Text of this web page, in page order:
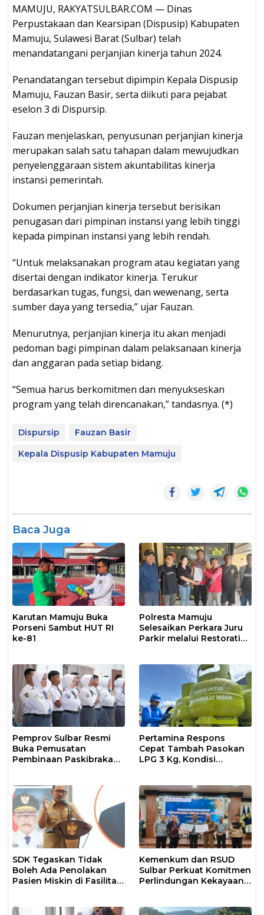
MAMUJU, RAKYATSULBAR.COM — Dinas
Perpustakaan dan Kearsipan (Dispusip) Kabupaten
Mamuju, Sulawesi Barat (Sulbar) telah
menandatangani perjanjian kinerja tahun 2024.
Penandatangan tersebut dipimpin Kepala Dispusip
Mamuju, Fauzan Basir, serta diikuti para pejabat
eselon 3 di Dispursip.
Fauzan menjelaskan, penyusunan perjanjian kinerja
merupakan salah satu tahapan dalam mewujudkan
penyelenggaraan sistem akuntabilitas kinerja
instansi pemerintah.
Dokumen perjanjian kinerja tersebut berisikan
penugasan dari pimpinan instansi yang lebih tinggi
kepada pimpinan instansi yang lebih rendah.
“Untuk melaksanakan program atau kegiatan yang
disertai dengan indikator kinerja. Terukur
berdasarkan tugas, fungsi, dan wewenang, serta
sumber daya yang tersedia,” ujar Fauzan.
Menurutnya, perjanjian kinerja itu akan menjadi
pedoman bagi pimpinan dalam pelaksanaan kinerja
dan anggaran pada setiap bidang.
“Semua harus berkomitmen dan menyukseskan
program yang telah direncanakan,” tandasnya. (*)
Dispursip
Fauzan Basir
Kepala Dispusip Kabupaten Mamuju
Baca Juga
Karutan Mamuju Buka
Porseni Sambut HUT RI
ke-81
Polresta Mamuju
Selesaikan Perkara Juru
Parkir melalui Restorative
Pemprov Sulbar Resmi
Buka Pemusatan
Pembinaan Paskibraka
Pertamina Respons
Cepat Tambah Pasokan
LPG 3 Kg, Kondisi
SDK Tegaskan Tidak
Boleh Ada Penolakan
Pasien Miskin di Fasilitas
Kemenkum dan RSUD
Sulbar Perkuat Komitmen
Perlindungan Kekayaan